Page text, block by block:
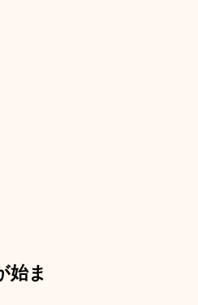
始ま